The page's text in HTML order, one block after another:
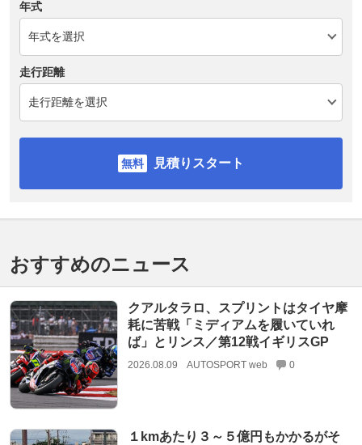
年式
走行距離
見積りスタート
おすすめのニュース
クアルタラロ、スプリントはタイヤ摩
耗に苦戦「ミディアムを履いていれ
ば」とリンス／第12戦イギリスGP
2026.08.09 AUTOSPORT web 0
１kmあたり３～５億円もかかるがそ